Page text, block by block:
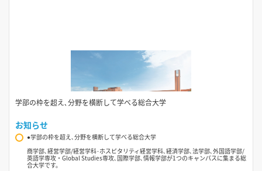
学部の枠を超え､分野を横断して学べる総合大学
お知らせ
●学部の枠を超え､分野を横断して学べる総合大学
商学部､経営学部/経営学科･ホスピタリティ経営学科､経済学部､法学部､外国語学部/
英語学専攻・Global Studies専攻､国際学部､情報学部が1つのキャンパスに集まる総
合大学です。